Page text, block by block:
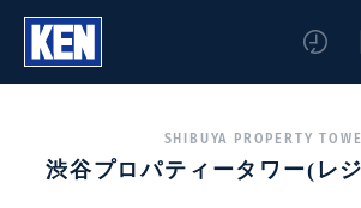
SHIBUYA PROPERTY
渋谷プロパティータワー(レ